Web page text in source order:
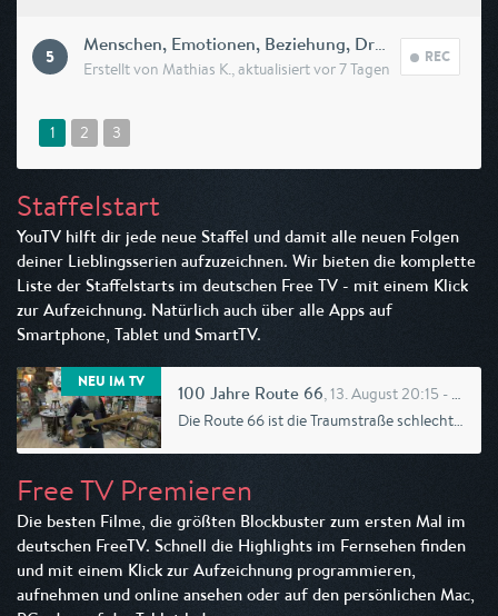
5
M
enschen, Emotionen, Beziehung, Drama/Komödie, Film by kuef
Erstellt von Mathias K., aktualisiertvor 7 Tagen
REC
1 2 3
Staffelstart
YouTV hilft dir jede neue Staffel und damit alle neuen Folgen
deiner Lieblingsserien aufzuzeichnen. Wir bieten die komplette
Liste der Staffelstarts im deutschen Free TV - mit einem Klick
zur Aufzeichnung. Natürlich auch über alle Apps auf
Smartphone, Tablet und SmartTV.
NEU IM TV
100 Jahre Route 66, 13. August 20:15 - arte
Die Route 66 ist die Traumstraße schlechthin. In den USA ist sie das Symbol für den freien Westen, wo alles möglich ist, und für die Eroberung des Kontinents. Für einen Neuanfang irgendwo im viel b...
Free TV Premieren
Die besten Filme, die größten Blockbuster zum ersten Mal im
deutschen FreeTV. Schnell die Highlights im Fernsehen finden
und mit einem Klick zur Aufzeichnung programmieren,
aufnehmen und online ansehen oder auf den persönlichen Mac,